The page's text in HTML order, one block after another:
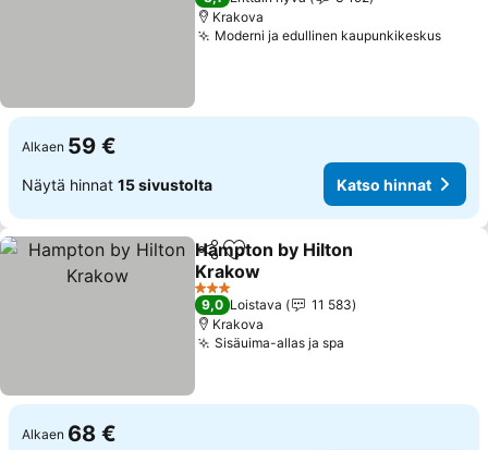
Krakova
Moderni ja edullinen kaupunkikeskus
Alkaen 59 €
Näytä hinnat 15 sivustolta Katso hinnat
Jaa Lisää suosikkeihin
Hampton by Hilton
Krakow
Katso hinnat
3 Tähtiluokitus
9,0 Loistava
11 583
Krakova
Sisäuima-allas ja spa
Alkaen 68 €